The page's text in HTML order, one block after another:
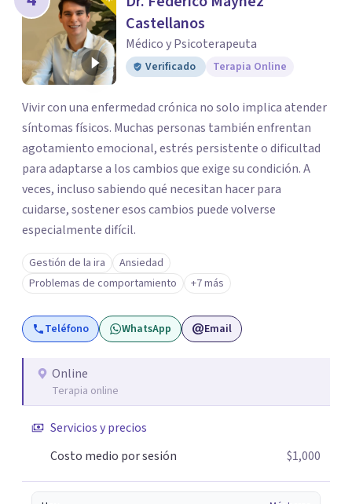
Castellanos
Médico y Psicoterapeuta
Verificado Terapia Online
Vivir con una enfermedad crónica no solo implica atender
síntomas físicos. Muchas personas también enfrentan
agotamiento emocional, estrés persistente o dificultad
para adaptarse a los cambios que exige su condición. A
veces, incluso sabiendo qué necesitan hacer para
cuidarse, sostener esos cambios puede volverse
especialmente difícil.
Gestión de la ira
Ansiedad
Problemas de comportamiento
+7 más
Teléfono WhatsApp Email
Online
Terapia online
Servicios y precios
Costo medio por sesión
$1,000